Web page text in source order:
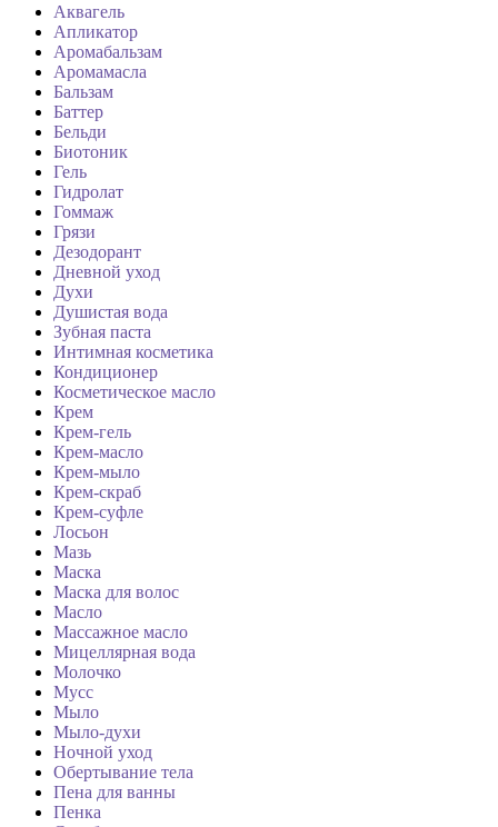
Аквагель
Апликатор
Аромабальзам
Аромамасла
Бальзам
Баттер
Бельди
Биотоник
Гель
Гидролат
Гоммаж
Грязи
Дезодорант
Дневной уход
Духи
Душистая вода
Зубная паста
Интимная косметика
Кондиционер
Косметическое масло
Крем
Крем-гель
Крем-масло
Крем-мыло
Крем-скраб
Крем-суфле
Лосьон
Мазь
Маска
Маска для волос
Масло
Массажное масло
Мицеллярная вода
Молочко
Мусс
Мыло
Мыло-духи
Ночной уход
Обертывание тела
Пена для ванны
Пенка